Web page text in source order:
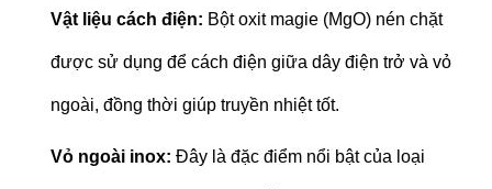
Vật liệu cách điện: Bột oxit magie (MgO) nén chặt
được sử dụng để cách điện giữa dây điện trở và vỏ
ngoài, đồng thời giúp truyền nhiệt tốt.
Vỏ ngoài inox: Đây là đặc điểm nổi bật của loại